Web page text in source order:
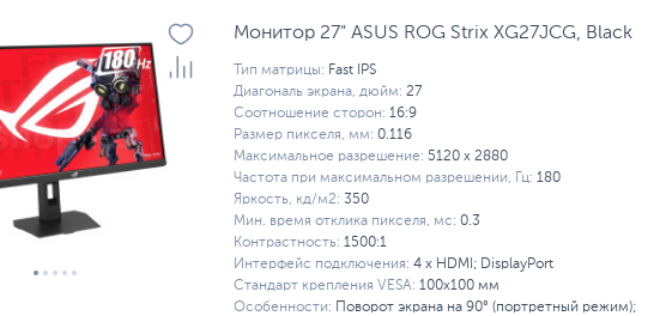
Монитор 27" ASUS ROG Strix XG27JCG, Black
Тип матрицы: Fast IPS
Диагональ экрана, дюйм: 27
Соотношение сторон: 16:9
Размер пикселя, мм: 0.116
Максимальное разрешение: 5120 x 2880
Частота при максимальном разрешении, Гц: 180
Яркость, кд/м2: 350
Мин. время отклика пикселя, мс: 0.3
Контрастность: 1500:1
Интерфейс подключения: 4 x HDMI; DisplayPort
Стандарт крепления VESA: 100x100 мм
Особенности:
Поворот экрана на 90° (портретный режим);